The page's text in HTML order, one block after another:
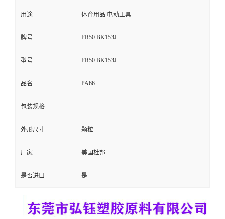
言
用途 体育用品 电动工具
牌号 FR50 BK153J
型号 FR50 BK153J
品名 PA66
包装规格
外形尺寸 颗粒
厂家 美国杜邦
是否进口 是